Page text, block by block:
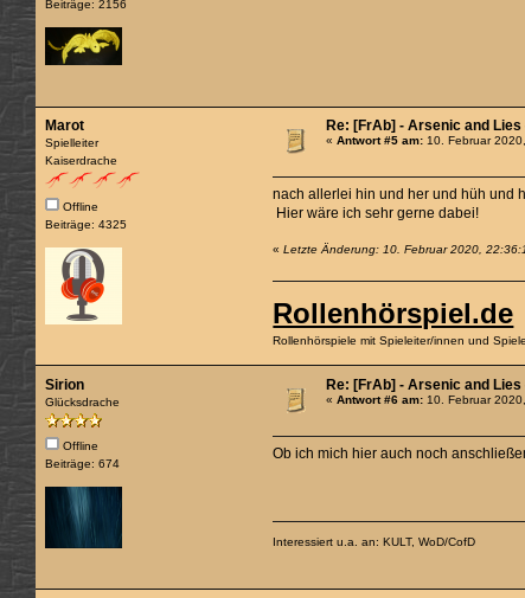
Beiträge: 2156
Marot
Spielleiter
Kaiserdrache
Offline
Beiträge: 4325
Re: [FrAb] - Arsenic and
«Antwort #5 am: 10. Februar
nach allerlei hin und her und hüh und
Hier wäre ich sehr gerne dabei!
«Letzte Änderung: 10. Februar 2020,
Rollenhörspiel.de
Rollenhörspiele mit Spieleiter/innen und
Sirion
Glücksdrache
Offline
Beiträge: 674
Re: [FrAb] - Arsenic and
«Antwort #6 am: 10. Februar
Ob ich mich hier auch noch
Interessiert u.a. an: KULT, WoD/CofD